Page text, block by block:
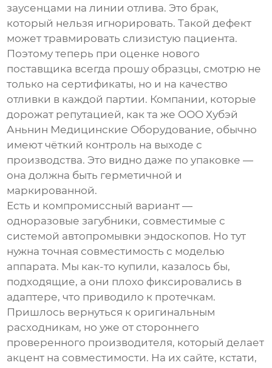
заусенцами на линии отлива. Это брак,
который нельзя игнорировать. Такой дефект
может травмировать слизистую пациента.
Поэтому теперь при оценке нового
поставщика всегда прошу образцы, смотрю не
только на сертификаты, но и на качество
отливки в каждой партии. Компании, которые
дорожат репутацией, как та же ООО Хубэй
Аньнин Медицинские Оборудование, обычно
имеют чёткий контроль на выходе с
производства. Это видно даже по упаковке —
она должна быть герметичной и
маркированной.
Есть и компромиссный вариант —
одноразовые загубники, совместимые с
системой автопромывки эндоскопов. Но тут
нужна точная совместимость с моделью
аппарата. Мы как-то купили, казалось бы,
подходящие, а они плохо фиксировались в
адаптере, что приводило к протечкам.
Пришлось вернуться к оригинальным
расходникам, но уже от стороннего
проверенного производителя, который делает
акцент на совместимости. На их сайте, кстати,